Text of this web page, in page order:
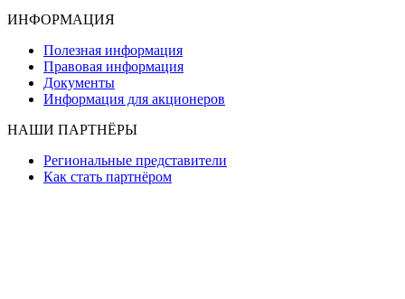
ИНФОРМАЦИЯ
Полезная информация
Правовая информация
Документы
Информация для акционеров
НАШИ ПАРТНЁРЫ
Региональные представители
Как стать партнёром